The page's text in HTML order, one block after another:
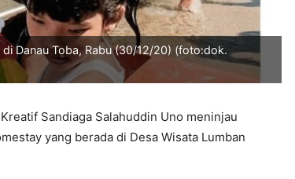
Danau Toba, Rabu (30/12/20) (foto:dok.
Sandiaga Salahuddin Uno meninjau
yang berada di Desa Wisata Lumban